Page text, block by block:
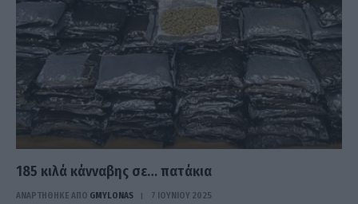
185 κιλά κάνναβης σε… πατάκια
ΑΝΑΡΤΗΘΗΚΕ ΑΠΟ GMYLONAS 7 ΙΟΥΝΊΟΥ 2025